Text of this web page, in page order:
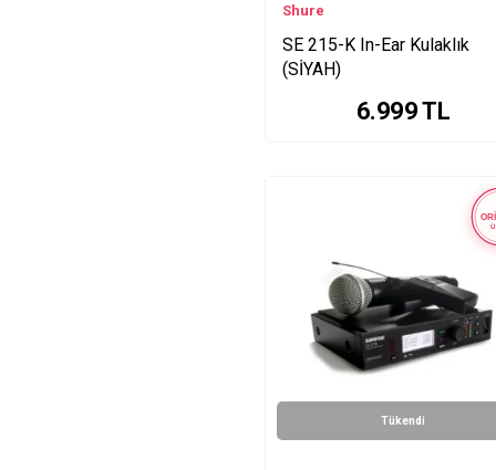
Shure
SE 215-K In-Ear Kulaklık
(SİYAH)
6.999TL
Tükendi